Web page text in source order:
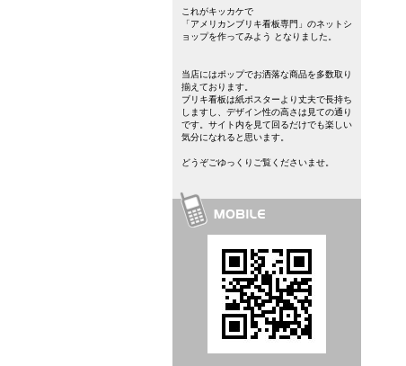
これがキッカケで
「アメリカンブリキ看板専門」のネットシ
ョップを作ってみよう となりました。
当店にはポップでお洒落な商品を多数取り
揃えております。
ブリキ看板は紙ポスターより丈夫で長持ち
しますし、デザイン性の高さは見ての通り
です。サイト内を見て回るだけでも楽しい
気分になれると思います。
どうぞごゆっくりご覧くださいませ。